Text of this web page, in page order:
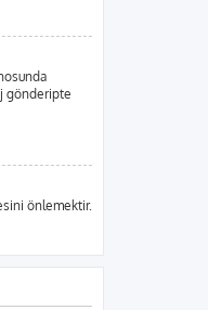
gönderipte
önlemektir.